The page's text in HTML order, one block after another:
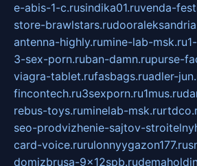
e-abis-1-c.rusindika01.ruvenda-
store-brawlstars.ru
antenna-highly.rumine-lab-msk.ru
3-sex-porn.ruban-damn.rupurse-
viagra-tablet.rufasbags.ruadler-
fincontech.ru3sexporn.ru1mus.ru
rebus-toys.ruminelab-msk.ru
seo-prodvizhenie-sajtov-
card-voice.rurulonnyygazon177.ru
domizbrusa-9x12spb.ru